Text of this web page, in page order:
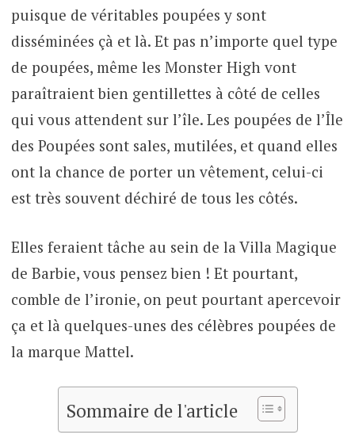
puisque de véritables poupées y sont
disséminées çà et là. Et pas n’importe quel type
de poupées, même les Monster High vont
paraîtraient bien gentillettes à côté de celles
qui vous attendent sur l’île. Les poupées de l’Île
des Poupées sont sales, mutilées, et quand elles
ont la chance de porter un vêtement, celui-ci
est très souvent déchiré de tous les côtés.
Elles feraient tâche au sein de la Villa Magique
de Barbie, vous pensez bien ! Et pourtant,
comble de l’ironie, on peut pourtant apercevoir
ça et là quelques-unes des célèbres poupées de
la marque Mattel.
Sommaire de l'article